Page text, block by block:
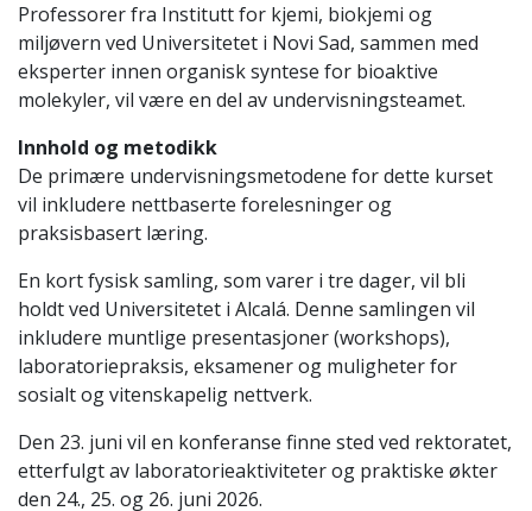
Professorer fra Institutt for kjemi, biokjemi og
miljøvern ved Universitetet i Novi Sad, sammen med
eksperter innen organisk syntese for bioaktive
molekyler, vil være en del av undervisningsteamet.
Innhold og metodikk
De primære undervisningsmetodene for dette kurset
vil inkludere nettbaserte forelesninger og
praksisbasert læring.
En kort fysisk samling, som varer i tre dager, vil bli
holdt ved Universitetet i Alcalá. Denne samlingen vil
inkludere muntlige presentasjoner (workshops),
laboratoriepraksis, eksamener og muligheter for
sosialt og vitenskapelig nettverk.
Den 23. juni vil en konferanse finne sted ved rektoratet,
etterfulgt av laboratorieaktiviteter og praktiske økter
den 24., 25. og 26. juni 2026.